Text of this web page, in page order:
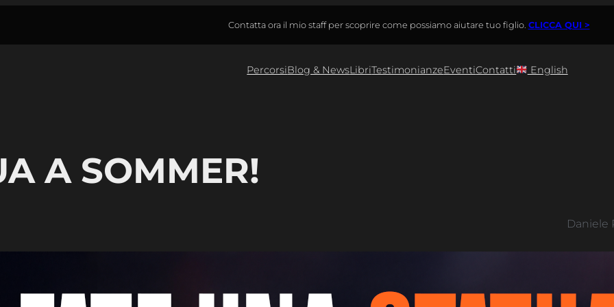
Contatta ora il mio staff per scoprire come possiamo aiutare tuo figlio. CLICCA QUI >
PercorsiBlog & NewsLibriTestimonianzeEventiContatti English
A SOMMER!
Daniele